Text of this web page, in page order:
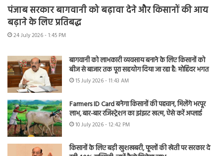
पंजाब सरकार बागवानी को बढ़ावा देने और किसानों की आय
बढ़ाने के लिए प्रतिबद्ध
24 July 2026 - 1:45 PM
बागवानी को लाभकारी व्यवसाय बनाने के लिए किसानों को
बीज से बाजार तक पूरा सहयोग दिया जा रहा है: मोहिंदर भगत
15 July 2026 - 11:43 AM
Farmers ID Card बनेगा किसानों की पहचान, मिलेंगे भरपूर
लाभ, बार-बार रजिस्ट्रेशन का झंझट खत्म, ऐसे करें अप्लाई
10 July 2026 - 12:42 PM
किसानों के लिए बड़ी खुशखबरी, फूलों की खेती पर सरकार दे